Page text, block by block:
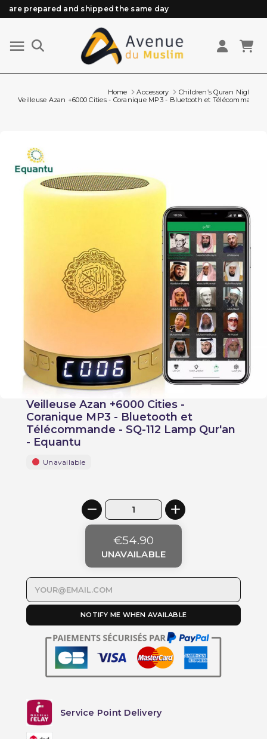
are prepared and shipped the same day
Need help? Check out our FAQ
Free delivery from 89€ purchase*
Orders placed before 3 PM (Mon to Fri)
Home Accessory
Children’s Quran Night
Veilleuse Azan +6000 Cities - Coranique MP3 - Bluetooth et Télécommande
Veilleuse Azan +6000 Cities -
Coranique MP3 - Bluetooth et
Télécommande - SQ-112 Lamp Qur'an
- Equantu
Unavailable
€54.90
UNAVAILABLE
NOTIFY ME WHEN AVAILABLE
Service Point Delivery